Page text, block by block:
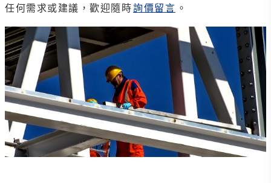
任何需求或建議，歡迎隨時詢價留言 。